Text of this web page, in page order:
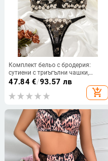
Комплект бельо с бродерия:
сутиени с триъгълни чашки,
прашки и жартиери — основна
материя 97% полиестер, 3%
еластан; подплата 97%
триъгълни; стил: средно
оформени чашки
47.84€/93.57 лв
add_shopping_cart